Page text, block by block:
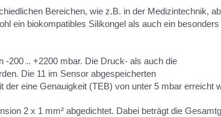
Bereichen, wie z.B. in der Medizintechnik,
ein biokompatibles Silikongel als auch ein besonders
-200 .. +2200 mbar. Die Druck- als auch die
Die 11 im Sensor abgespeicherten
eine Genauigkeit (TEB) von unter 5 mbar erreicht
2 x 1 mm² abgedichtet. Dabei beträgt die